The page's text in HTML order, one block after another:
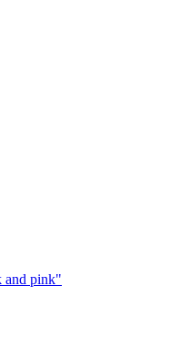
and pink"